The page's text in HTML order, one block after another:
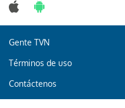
Gente TVN
Términos de uso
Contáctenos